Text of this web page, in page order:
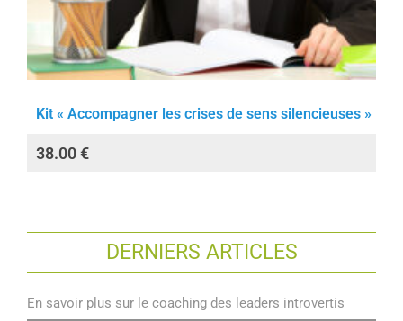
Kit « Accompagner les crises de sens silencieuses »
38.00€
DERNIERS ARTICLES
En savoir plus sur le coaching des leaders introvertis